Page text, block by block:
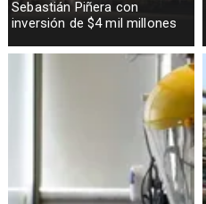
Sebastián Piñera con
inversión de $4 mil millones